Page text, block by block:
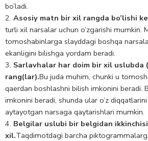
bo’ladi.
Asosiy matn bir xil rangda bo’lishi
turli xil narsalar uchun o’zgarishi mumkin.
tomoshabinlarga slayddagi boshqa
ekanligini bilishga yordam beradi.
Sarlavhalar har doim bir xil uslubda
rang(lar).Bu juda muhim, chunki u
qaerdan boshlashni bilish imkonini beradi.
imkonini beradi, shunda ular o’z
aytayotgan narsaga qaytarishlari mumkin.
Belgilar uslubi bir belgidan
xil.Taqdimotdagi barcha